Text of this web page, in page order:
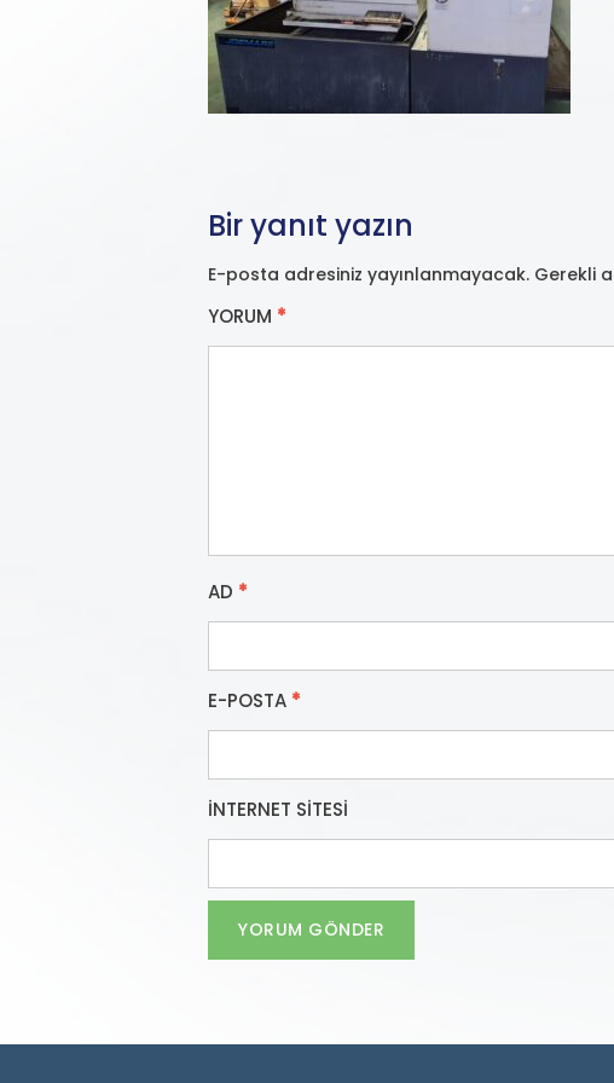
Bir yanıt yazın
E-posta adresiniz yayınlanmayacak. Gerekli
YORUM *
AD *
E-POSTA *
İNTERNET SITESI